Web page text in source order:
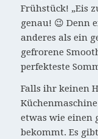
Frühstück! „Eis
genau! 😉 Denn
anderes als ein
gefrorene
perfekteste
Falls ihr keinen
etwas wie einen
bekommt. Es